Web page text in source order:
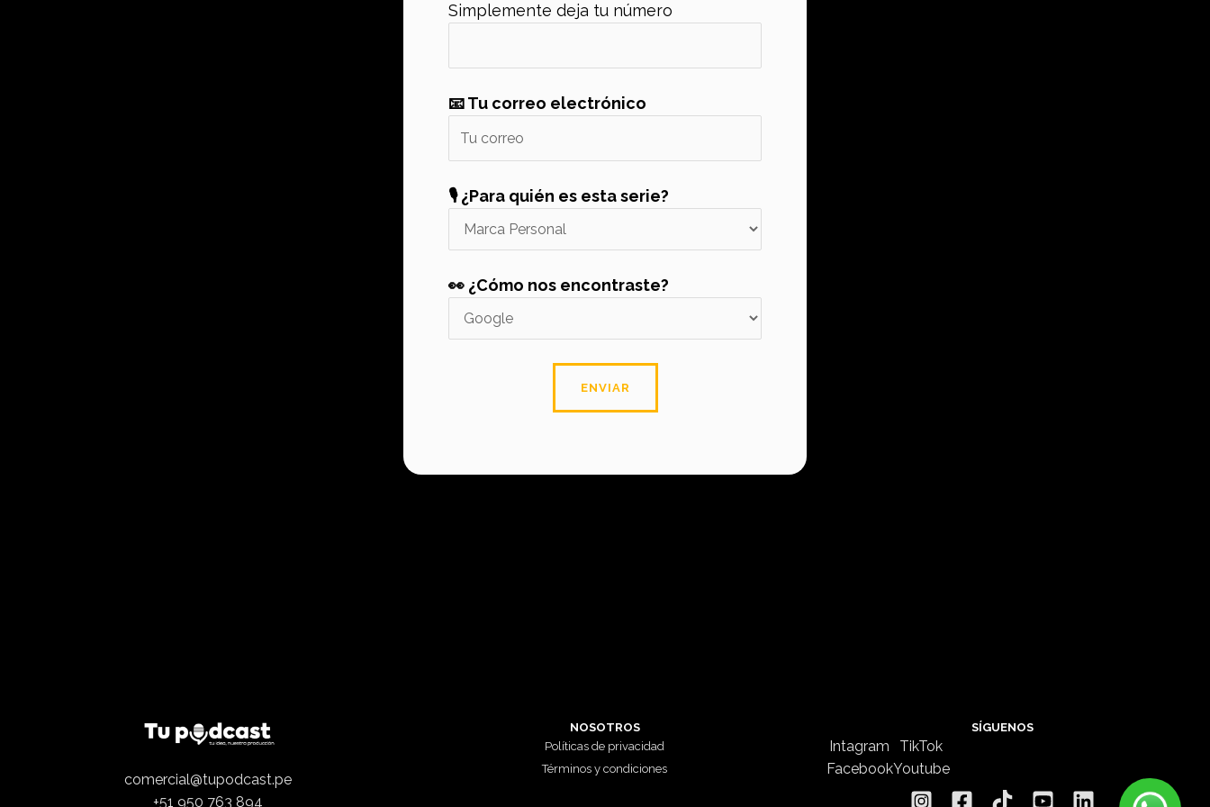
Simplemente deja tu número
📧 Tu correo electrónico
🎙️ ¿Para quién es esta serie?
👀 ¿Cómo nos encontraste?
comercial@tupodcast.pe
+51 950 763 894
NOSOTROS
Políticas de privacidad
Términos y condiciones
SÍGUENOS
Intagram
Facebook
TikTok
Youtube